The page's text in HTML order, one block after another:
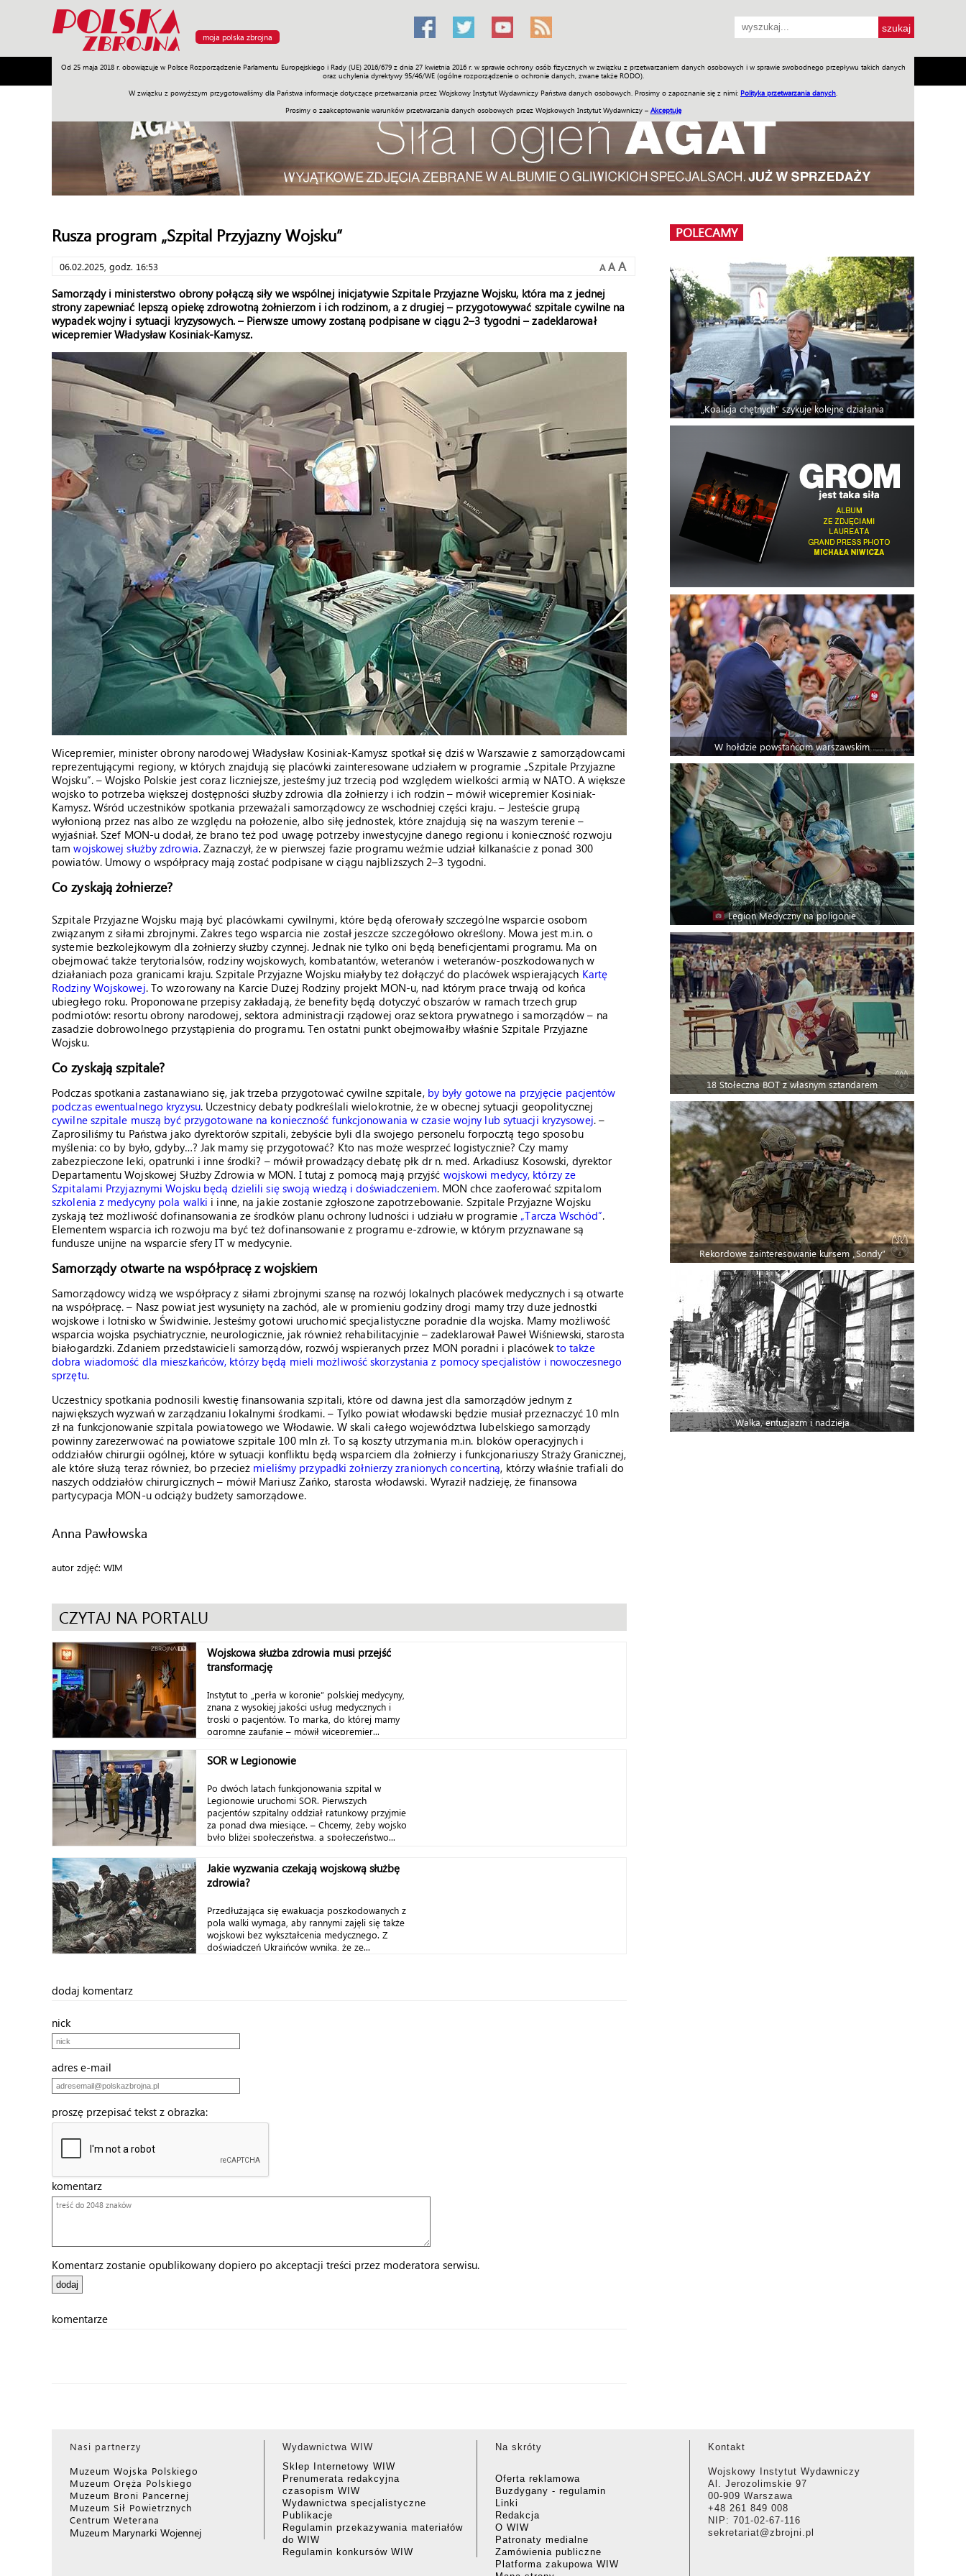
moja polska zbrojna
Od 25 maja 2018 r. obowiązuje w Polsce Rozporządzenie Parlamentu Europejskiego i Rady (UE) 2016/679 z dnia 27 kwietnia 2016 r. w sprawie ochrony osób fizycznych w związku z przetwarzaniem danych osobowych i w sprawie swobodnego przepływu takich danych
oraz uchylenia dyrektywy 95/46/WE (ogólne rozporządzenie o ochronie danych, zwane także RODO).
W związku z powyższym przygotowaliśmy dla Państwa informacje dotyczące przetwarzania przez Wojskowy Instytut Wydawniczy Państwa danych osobowych. Prosimy o zapoznanie się z nimi: Polityka przetwarzania danych
Prosimy o zaakceptowanie warunków przetwarzania danych osobowych przez Wojskowych Instytut Wydawniczy – Akceptuję
Armia Poligon Sprzęt Misje Polityka Prawo Świat Społeczność Sport Historia Galerie Wideo ENGLISH SKLEP Jednodniówki Praca w WIW
Rusza program „Szpital Przyjazny Wojsku”
06.02.2025, godz. 16:53 A A A
Samorządy i ministerstwo obrony połączą siły we wspólnej inicjatywie Szpitale Przyjazne Wojsku, która ma z jednej
strony zapewniać lepszą opiekę zdrowotną żołnierzom i ich rodzinom, a z drugiej – przygotowywać szpitale cywilne na
wypadek wojny i sytuacji kryzysowych. – Pierwsze umowy zostaną podpisane w ciągu 2–3 tygodni – zadeklarował
wicepremier Władysław Kosiniak-Kamysz.
Wicepremier, minister obrony narodowej Władysław Kosiniak-Kamysz spotkał się dziś w Warszawie z samorządowcami
reprezentującymi regiony, w których znajdują się placówki zainteresowane udziałem w programie „Szpitale Przyjazne
Wojsku”. – Wojsko Polskie jest coraz liczniejsze, jesteśmy już trzecią pod względem wielkości armią w NATO. A większe
wojsko to potrzeba większej dostępności służby zdrowia dla żołnierzy i ich rodzin – mówił wicepremier Kosiniak-
Kamysz. Wśród uczestników spotkania przeważali samorządowcy ze wschodniej części kraju. – Jesteście grupą
wyłonioną przez nas albo ze względu na położenie, albo siłę jednostek, które znajdują się na waszym terenie –
wyjaśniał. Szef MON-u dodał, że brano też pod uwagę potrzeby inwestycyjne danego regionu i konieczność rozwoju
tamwojskowej służby zdrowia. Zaznaczył, że w pierwszej fazie programu weźmie udział kilkanaście z ponad 300
powiatów. Umowy o współpracy mają zostać podpisane w ciągu najbliższych 2–3 tygodni.
Co zyskają żołnierze?
Szpitale Przyjazne Wojsku mają być placówkami cywilnymi, które będą oferowały szczególne wsparcie osobom
związanym z siłami zbrojnymi. Zakres tego wsparcia nie został jeszcze szczegółowo określony. Mowa jest m.in. o
systemie bezkolejkowym dla żołnierzy służby czynnej. Jednak nie tylko oni będą beneficjentami programu. Ma on
obejmować także terytorialsów, rodziny wojskowych, kombatantów, weteranów i weteranów-poszkodowanych w
działaniach poza granicami kraju. Szpitale Przyjazne Wojsku miałyby też dołączyć do placówek wspierających Kartę
Rodziny Wojskowej. To wzorowany na Karcie Dużej Rodziny projekt MON-u, nad którym prace trwają od końca
ubiegłego roku. Proponowane przepisy zakładają, że benefity będą dotyczyć obszarów w ramach trzech grup
podmiotów: resortu obrony narodowej, sektora administracji rządowej oraz sektora prywatnego i samorządów – na
zasadzie dobrowolnego przystąpienia do programu. Ten ostatni punkt obejmowałby właśnie Szpitale Przyjazne
Wojsku.
Co zyskają szpitale?
Podczas spotkania zastanawiano się, jak trzeba przygotować cywilne szpitale, by były gotowe na przyjęcie pacjentów
podczas ewentualnego kryzysu. Uczestnicy debaty podkreślali wielokrotnie, że w obecnej sytuacji geopolitycznej
cywilne szpitale muszą być przygotowane na konieczność funkcjonowania w czasie wojny lub sytuacji kryzysowej. –
Zaprosiliśmy tu Państwa jako dyrektorów szpitali, żebyście byli dla swojego personelu forpocztą tego sposobu
myślenia: co by było, gdyby…? Jak mamy się przygotować? Kto nas może wesprzeć logistycznie? Czy mamy
zabezpieczone leki, opatrunki i inne środki? – mówił prowadzący debatę płk dr n. med. Arkadiusz Kosowski, dyrektor
Departamentu Wojskowej Służby Zdrowia w MON. I tutaj z pomocą mają przyjść wojskowi medycy, którzy ze
Szpitalami Przyjaznymi Wojsku będą dzielili się swoją wiedzą i doświadczeniem. MON chce zaoferować szpitalom
szkolenia z medycyny pola walki i inne, na jakie zostanie zgłoszone zapotrzebowanie. Szpitale Przyjazne Wojsku
zyskają też możliwość dofinansowania ze środków planu ochrony ludności i udziału w programie „Tarcza Wschód”.
Elementem wsparcia ich rozwoju ma być też dofinansowanie z programu e-zdrowie, w którym przyznawane są
fundusze unijne na wsparcie sfery IT w medycynie.
Samorządy otwarte na współpracę z wojskiem
Samorządowcy widzą we współpracy z siłami zbrojnymi szansę na rozwój lokalnych placówek medycznych i są otwarte
na współpracę. – Nasz powiat jest wysunięty na zachód, ale w promieniu godziny drogi mamy trzy duże jednostki
wojskowe i lotnisko w Świdwinie. Jesteśmy gotowi uruchomić specjalistyczne poradnie dla wojska. Mamy możliwość
wsparcia wojska psychiatrycznie, neurologicznie, jak również rehabilitacyjnie – zadeklarował Paweł Wiśniewski, starosta
białogardzki. Zdaniem przedstawicieli samorządów, rozwój wspieranych przez MON poradni i placówekto także
dobra wiadomość dla mieszkańców, którzy będą mieli możliwość skorzystania z pomocy specjalistów i nowoczesnego
sprzętu.
Uczestnicy spotkania podnosili kwestię finansowania szpitali, które od dawna jest dla samorządów jednym z
największych wyzwań w zarządzaniu lokalnymi środkami. – Tylko powiat włodawski będzie musiał przeznaczyć 10 mln
zł na funkcjonowanie szpitala powiatowego we Włodawie. W skali całego województwa lubelskiego samorządy
powinny zarezerwować na powiatowe szpitale 100 mln zł. To są koszty utrzymania m.in. bloków operacyjnych i
oddziałów chirurgii ogólnej, które w sytuacji konfliktu będą wsparciem dla żołnierzy i funkcjonariuszy Straży Granicznej,
ale które służą teraz również, bo przecież mieliśmy przypadki żołnierzy zranionych concertiną, którzy właśnie trafiali do
naszych oddziałów chirurgicznych – mówił Mariusz Zańko, starosta włodawski. Wyraził nadzieję, że finansowa
partycypacja MON-u odciąży budżety samorządowe.
Anna Pawłowska
autor zdjęć: WIM
CZYTAJ NA PORTALU
Wojskowa służba zdrowia musi przejść
transformację
Instytut to „perła w koronie” polskiej medycyny,
znana z wysokiej jakości usług medycznych i
troski o pacjentów. To marka, do której mamy
ogromne zaufanie – mówił wicepremier...
SOR w Legionowie
Po dwóch latach funkcjonowania szpital w
Legionowie uruchomi SOR. Pierwszych
pacjentów szpitalny oddział ratunkowy przyjmie
za ponad dwa miesiące. – Chcemy, żeby wojsko
było bliżej społeczeństwa, a społeczeństwo...
Jakie wyzwania czekają wojskową służbę
zdrowia?
Przedłużająca się ewakuacja poszkodowanych z
pola walki wymaga, aby rannymi zajęli się także
wojskowi bez wykształcenia medycznego. Z
doświadczeń Ukraińców wynika, że ze...
dodaj komentarz
nick
adres e-mail
proszę przepisać tekst z obrazka:
komentarz
Komentarz zostanie opublikowany dopiero po akceptacji treści przez moderatora serwisu.
komentarze
POLECAMY
„Koalicja chętnych” szykuje kolejne działania
W hołdzie powstańcom warszawskim
Legion Medyczny na poligonie
18 Stołeczna BOT z własnym sztandarem
Rekordowe zainteresowanie kursem „Sondy”
Walka, entuzjazm i nadzieja
Nasi partnerzy
Muzeum Wojska Polskiego
Muzeum Oręża Polskiego
Muzeum Broni Pancernej
Muzeum Sił Powietrznych
Centrum Weterana
Muzeum Marynarki Wojennej
Wydawnictwa WIW
Sklep Internetowy WIW
Prenumerata redakcyjna
czasopism WIW
Wydawnictwa specjalistyczne
Publikacje
Regulamin przekazywania materiałów
do WIW
Regulamin konkursów WIW
Na skróty
Oferta reklamowa
Buzdygany - regulamin
Linki
Redakcja
O WIW
Patronaty medialne
Zamówienia publiczne
Platforma zakupowa WIW
Kontakt
Wojskowy Instytut Wydawniczy
Al. Jerozolimskie 97
00-909 Warszawa
+48 261 849 008
NIP: 701-02-67-116
sekretariat@zbrojni.pl